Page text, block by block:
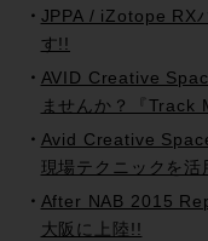
JPPA / iZotope RX
す!!
AVID Creative
ませんか？『Track
Avid Creative
現場テクニックを
After NAB 2015
大阪に上陸!!